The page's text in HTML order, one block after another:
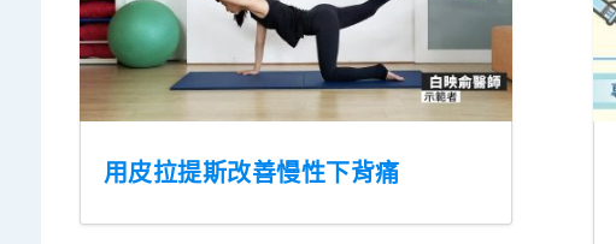
用皮拉提斯改善慢性下背痛